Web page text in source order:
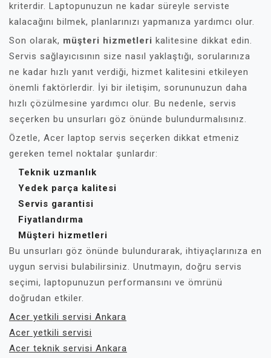
kriterdir. Laptopunuzun ne kadar süreyle serviste
kalacağını bilmek, planlarınızı yapmanıza yardımcı olur.
Son olarak, müşteri hizmetleri kalitesine dikkat edin.
Servis sağlayıcısının size nasıl yaklaştığı, sorularınıza
ne kadar hızlı yanıt verdiği, hizmet kalitesini etkileyen
önemli faktörlerdir. İyi bir iletişim, sorununuzun daha
hızlı çözülmesine yardımcı olur. Bu nedenle, servis
seçerken bu unsurları göz önünde bulundurmalısınız.
Özetle, Acer laptop servis seçerken dikkat etmeniz
gereken temel noktalar şunlardır:
Teknik uzmanlık
Yedek parça kalitesi
Servis garantisi
Fiyatlandırma
Müşteri hizmetleri
Bu unsurları göz önünde bulundurarak, ihtiyaçlarınıza en
uygun servisi bulabilirsiniz. Unutmayın, doğru servis
seçimi, laptopunuzun performansını ve ömrünü
doğrudan etkiler.
Acer yetkili servisi Ankara
Acer yetkili servisi
Acer teknik servisi Ankara